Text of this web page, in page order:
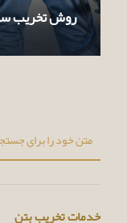
روش تخریب
خدمات تخریب بتن